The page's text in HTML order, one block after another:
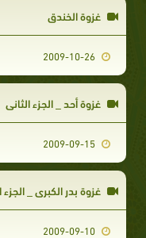
غزوة الخندق
غزوة أحد _ الجزء الثاني
غزوة بدر الكبرى _ الجزء